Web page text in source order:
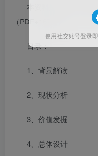
本资料是游山吟+林
（PDF+167页）
目录：
1、背景解读
2、现状分析
3、价值发掘
4、总体设计
使用社交账号登录